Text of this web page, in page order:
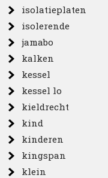
isolatieplaten
isolerende
jamabo
kalken
kessel
kessel lo
kieldrecht
kind
kinderen
kingspan
klein